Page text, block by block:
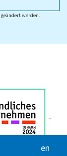
en
geändert werden.